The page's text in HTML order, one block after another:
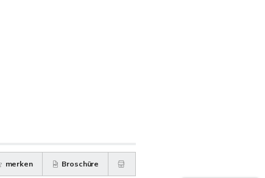
merken Broschüre